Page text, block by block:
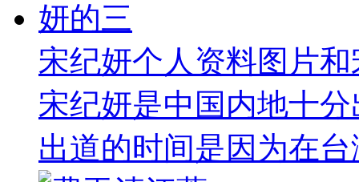
宋纪妍个人资料图片
宋纪妍是中国内地十
出道的时间是因为在